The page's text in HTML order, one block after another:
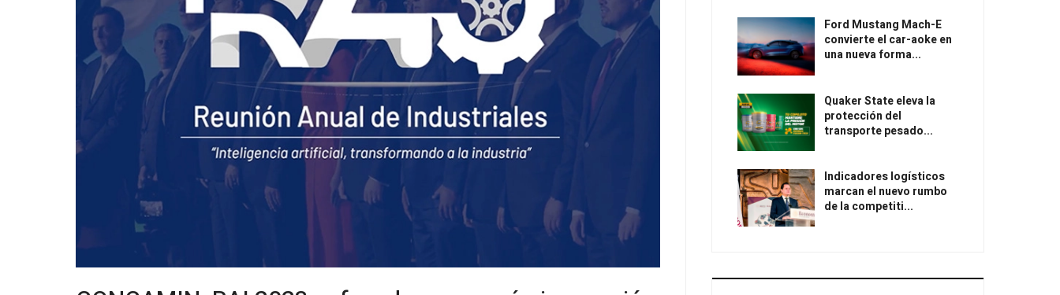
Ford Mustang Mach-E
convierte el car-aoke en
una nueva forma...
Quaker State eleva la
protección del
transporte pesado...
Indicadores logísticos
marcan el nuevo rumbo
de la competiti...